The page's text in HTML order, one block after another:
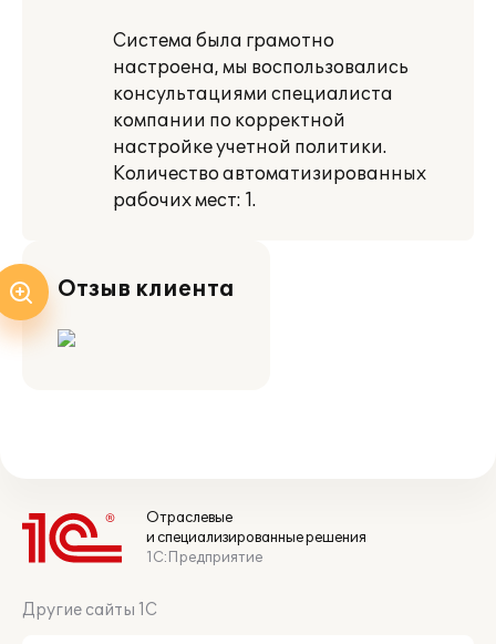
Система была грамотно
настроена, мы воспользовались
консультациями специалиста
компании по корректной
настройке учетной политики.
Количество автоматизированных
рабочих мест: 1.
Отзыв клиента
Отраслевые
и специализированные решения
1С:Предприятие
Другие сайты 1С